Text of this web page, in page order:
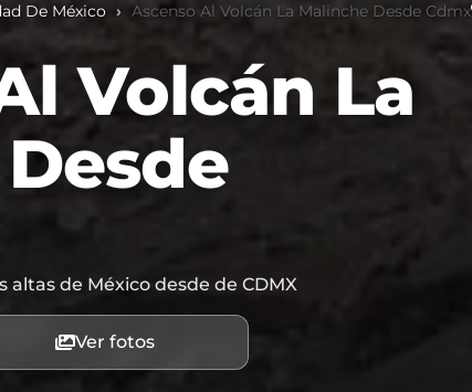
De México › Ascenso Al Volcán La Malinche Desde Cdmx
Volcán La
de México desde de CDMX
Ver fotos